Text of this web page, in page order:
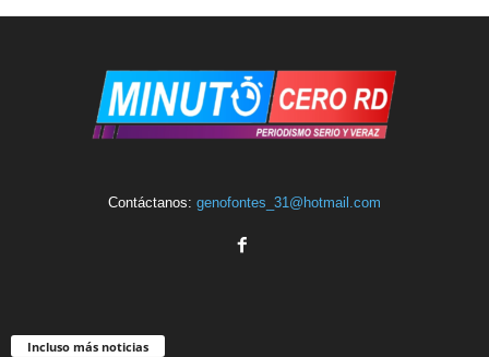
Contáctanos: genofontes_31@hotmail.com
Incluso más noticias